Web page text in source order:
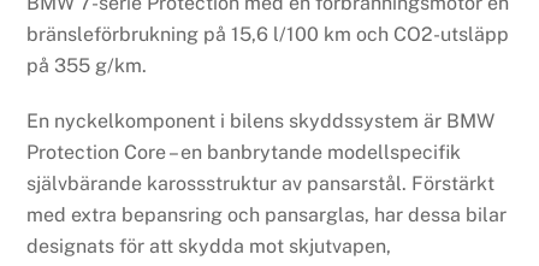
bränsleförbrukning på 15,6 l/100 km och CO2-utsläpp
på 355 g/km.
En nyckelkomponent i bilens skyddssystem är BMW
Protection Core – en banbrytande modellspecifik
självbärande karossstruktur av pansarstål. Förstärkt
med extra bepansring och pansarglas, har dessa bilar
designats för att skydda mot skjutvapen,